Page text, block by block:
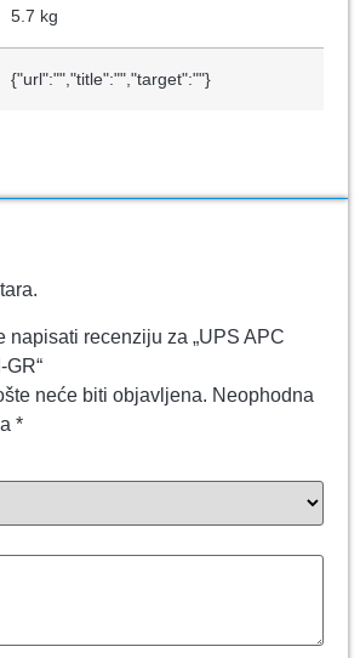
5.7 kg
{"url":"","title":"","target":""}
napisati recenziju za „UPS APC
GR“
neće biti objavljena. Neophodna
*